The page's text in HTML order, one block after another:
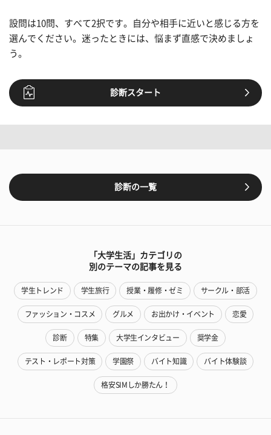
設問は10問、すべて2択です。自分や相手に近いと感じる方を
選んでください。迷ったときには、悩まず直感で決めましょ
う。
診断スタート
診断の一覧
「大学生活」カテゴリの
別のテーマの記事を見る
学生トレンド 学生旅行 授業・履修・ゼミ サークル・部活
ファッション・コスメ グルメ お出かけ・イベント 恋愛
診断 特集 大学生インタビュー 奨学金
テスト・レポート対策 学園祭 バイト知識 バイト体験談
格安SIMしか勝たん！